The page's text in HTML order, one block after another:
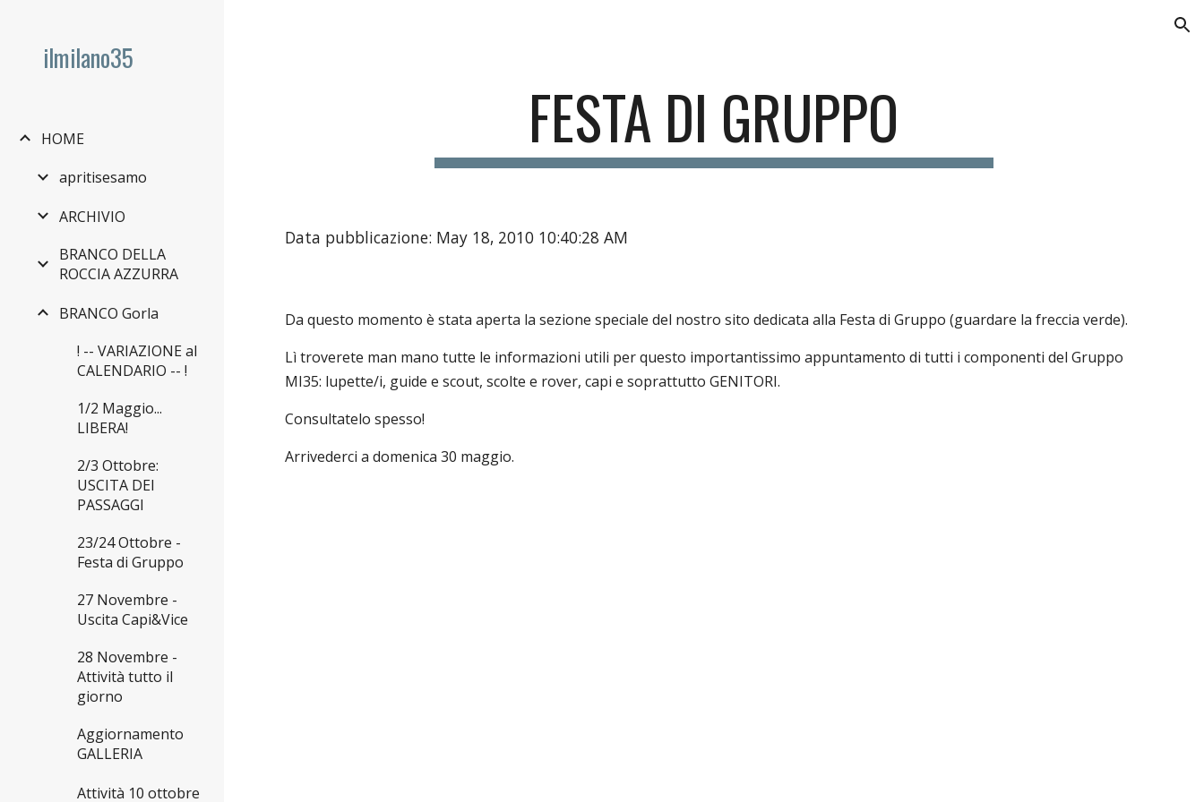
ilmilano35
HOME
apritisesamo
ARCHIVIO
BRANCO DELLA
ROCCIA AZZURRA
BRANCO Gorla
! -- VARIAZIONE al
CALENDARIO -- !
1/2 Maggio...
LIBERA!
2/3 Ottobre:
USCITA DEI
PASSAGGI
23/24 Ottobre -
Festa di Gruppo
27 Novembre -
Uscita Capi&Vice
28 Novembre -
Attività tutto il
giorno
Aggiornamento
GALLERIA
Attività 10 ottobre
FESTA DI GRUPPO
Data pubblicazione: May 18, 2010 10:40:28 AM
Da questo momento è stata aperta la sezione speciale del nostro sito dedicata alla Festa di Gruppo (guardare la freccia verde).
Lì troverete man mano tutte le informazioni utili per questo importantissimo appuntamento di tutti i componenti del Gruppo
MI35: lupette/i, guide e scout, scolte e rover, capi e soprattutto GENITORI.
Consultatelo spesso!
Arrivederci a domenica 30 maggio.